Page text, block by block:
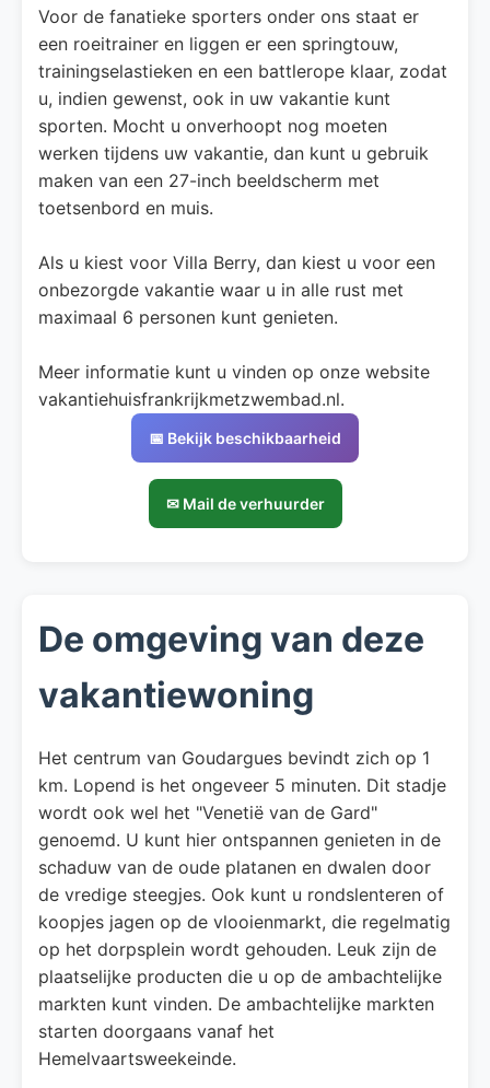
Voor de fanatieke sporters onder ons staat er
een roeitrainer en liggen er een springtouw,
trainingselastieken en een battlerope klaar, zodat
u, indien gewenst, ook in uw vakantie kunt
sporten. Mocht u onverhoopt nog moeten
werken tijdens uw vakantie, dan kunt u gebruik
maken van een 27-inch beeldscherm met
toetsenbord en muis.
Als u kiest voor Villa Berry, dan kiest u voor een
onbezorgde vakantie waar u in alle rust met
maximaal 6 personen kunt genieten.
Meer informatie kunt u vinden op onze website
vakantiehuisfrankrijkmetzwembad.nl.
📅 Bekijk beschikbaarheid
✉ Mail de verhuurder
De omgeving van deze
vakantiewoning
Het centrum van Goudargues bevindt zich op 1
km. Lopend is het ongeveer 5 minuten. Dit stadje
wordt ook wel het "Venetië van de Gard"
genoemd. U kunt hier ontspannen genieten in de
schaduw van de oude platanen en dwalen door
de vredige steegjes. Ook kunt u rondslenteren of
koopjes jagen op de vlooienmarkt, die regelmatig
op het dorpsplein wordt gehouden. Leuk zijn de
plaatselijke producten die u op de ambachtelijke
markten kunt vinden. De ambachtelijke markten
starten doorgaans vanaf het
Hemelvaartsweekeinde.